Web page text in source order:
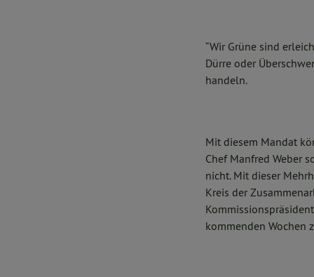
“Wir Grüne sind
Dürre oder
handeln.
Mit diesem Mandat
Chef Manfred Weber
nicht. Mit dieser
Kreis der
kommenden Wochen